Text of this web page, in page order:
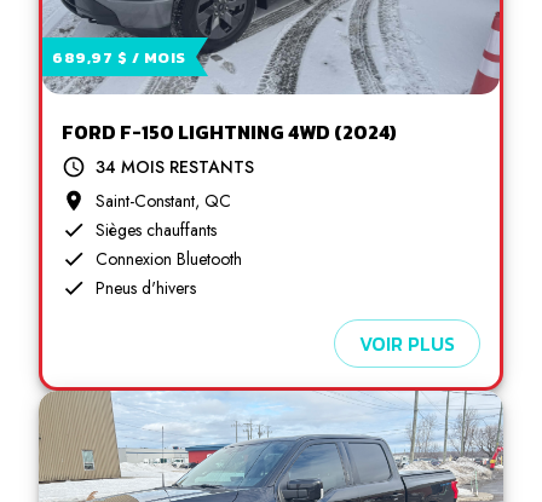
689,97 $ / MOIS
FORD F-150 LIGHTNING 4WD (2024)
34 MOIS RESTANTS
Saint-Constant, QC
Sièges chauffants
Connexion Bluetooth
Pneus d'hivers
VOIR PLUS